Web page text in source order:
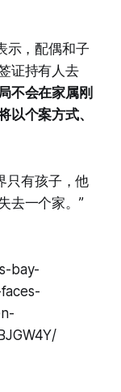
示，配偶和子
证持有人去
不会在家属刚
以个案方式、
只有孩子，他
去一个家。”
bay-